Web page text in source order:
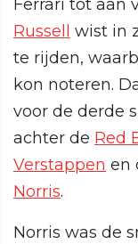
Ferrari tot aan
Russell wist in
te rijden,
kon noteren.
voor de derde
achter de Red
Verstappen en
Norris.
Norris was de